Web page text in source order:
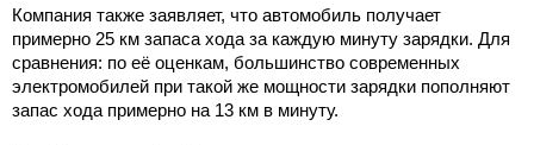
Компания также заявляет, что автомобиль получает
примерно 25 км запаса хода за каждую минуту зарядки. Для
сравнения: по её оценкам, большинство современных
электромобилей при такой же мощности зарядки пополняют
запас хода примерно на 13 км в минуту.